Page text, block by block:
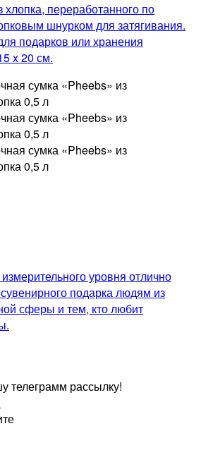
переработанного по
шнурком для затягивания.
подарков или хранения
x 20 см.
уровня отлично
подарка людям из
сферы и тем, кто любит
телеграмм рассылку!